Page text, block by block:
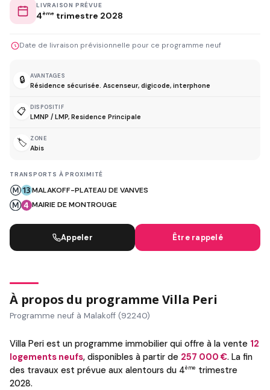
LIVRAISON PRÉVUE
4ème trimestre 2028
Date de livraison prévisionnelle pour ce programme neuf
🔒 AVANTAGES
Résidence sécurisée. Ascenseur, digicode, interphone
📋 DISPOSITIF
LMNP / LMP, Residence Principale
🏷️ ZONE
Abis
TRANSPORTS À PROXIMITÉ
MALAKOFF-PLATEAU DE VANVES
MAIRIE DE MONTROUGE
Appeler Être rappelé
À propos du programme Villa Peri
Programme neuf à Malakoff (92240)
Villa Peri est un programme immobilier qui offre à la vente 12
logements neufs, disponibles à partir de 257 000 €. La fin
des travaux est prévue aux alentours du 4ème trimestre
2028.